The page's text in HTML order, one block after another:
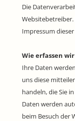
Die
Impressum
Wie erfassen
Ihre Daten
uns diese
handeln, die Sie
Daten werden
beim Besuch der